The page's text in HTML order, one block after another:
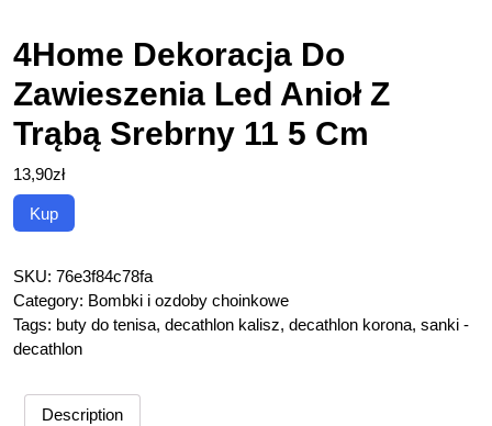
4Home Dekoracja Do
Zawieszenia Led Anioł Z
Trąbą Srebrny 11 5 Cm
13,90zł
Kup
SKU: 76e3f84c78fa
Category: Bombki i ozdoby choinkowe
Tags: buty do tenisa, decathlon kalisz, decathlon korona, sanki -
decathlon
Description